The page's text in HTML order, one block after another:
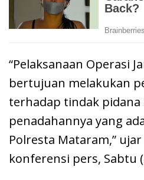
“Pelaksanaan Operasi
bertujuan melakukan
terhadap tindak pidana
penadahannya yang
Polresta Mataram,”
konferensi pers, Sabtu